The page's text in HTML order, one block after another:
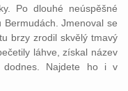
Po dlouhé neúspěšné
Jmenoval se
brzy zrodil skvělý tmavý
láhve, získal název
dodnes. Najdete ho i v